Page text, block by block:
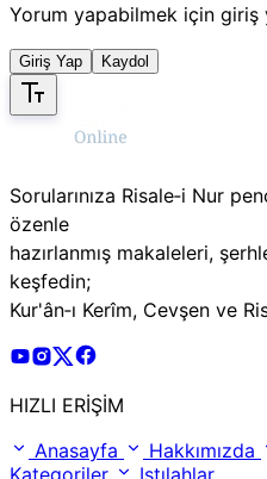
Yorum yapabilmek için giriş
Giriş Yap Kaydol
Sorularınıza Risale‑i Nur
özenle
hazırlanmış makaleleri,
keşfedin;
Kur'ân‑ı Kerîm, Cevşen ve
Risale Online Youtube
Risale Online Instagram
Risale Online X Hesabı
HIZLI ERİŞİM
Anasayfa
Hakkımızda